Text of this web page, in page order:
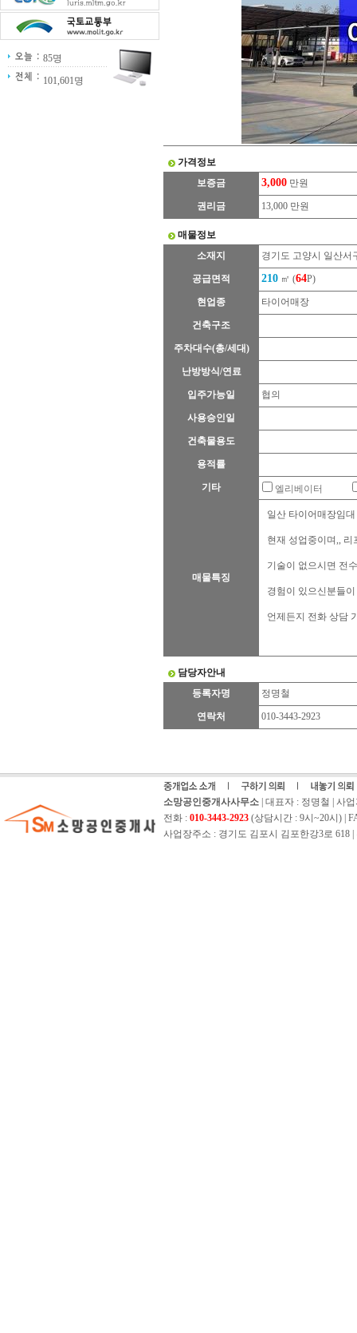
85명
101,601명
가격정보
보증금
3,000 만원
권리금 13,000 만원
매물정보
소재지
경기도 고양시 일산서
공급면적 210 ㎡ (64P)
현업종 타이어매장
건축구조
주차대수(총/세대)
난방방식/연료
입주가능일 협의
사용승인일
건축물용도
용적률
기타 엘리베이터
매물특징
일산 타이어매장임
현재 성업중이며,,
기술이 없으시면 전
경험이 있으신분들
언제든지 전화 상담
담당자안내
등록자명
정명철
연락처 010-3443-2923
소망공인중개사사무소 | 대표자 : 정명철 | 사
전화 : 010-3443-2923 (상담시간 : 9시~20시) |
사업장주소 : 경기도 김포시 김포한강3로 618 |